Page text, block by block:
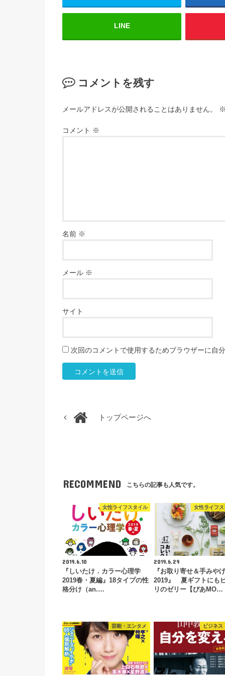
LINE
コメントを残す
メールアドレスが公開されることはありません。
コメント ※
名前 ※
メール ※
サイト
次回のコメントで使用するためブラウザーに自
トップページへ
RECOMMEND こちらの記事も人気です。
女性ライフスタイル
2019.6.10
『しいたけ．カラー心理学
2019春・夏編』18タイプの性
格分け（an.…
女性ライフス
2019.6.29
『お取り寄せ＆手みやげ
2019』 夏ギフトにも
リのゼリー【ぴあMO…
芸能・エンタメ ビジネス